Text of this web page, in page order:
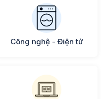
Công nghệ - Điện tử